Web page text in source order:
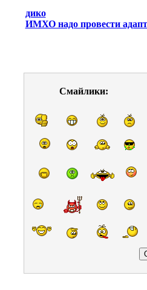
дико
ИМХО надо провести
Смайлики: